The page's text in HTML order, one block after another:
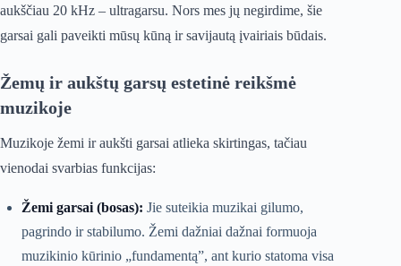
aukščiau 20 kHz – ultragarsu. Nors mes jų negirdime, šie
garsai gali paveikti mūsų kūną ir savijautą įvairiais būdais.
Žemų ir aukštų garsų estetinė reikšmė
muzikoje
Muzikoje žemi ir aukšti garsai atlieka skirtingas, tačiau
vienodai svarbias funkcijas:
Žemi garsai (bosas): Jie suteikia muzikai gilumo,
pagrindo ir stabilumo. Žemi dažniai dažnai formuoja
muzikinio kūrinio „fundamentą”, ant kurio statoma visa